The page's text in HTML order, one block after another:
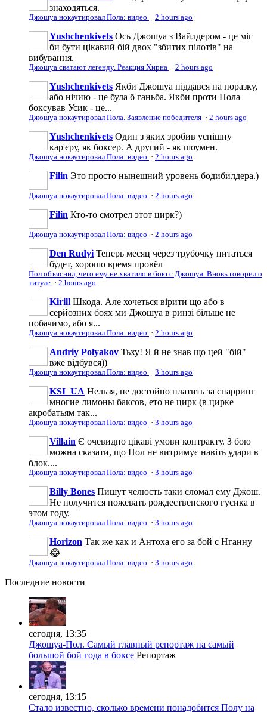
знаходяться.
Джошуа нокаутировал Пола: видео · 2 hours ago
Yushchenkivets Ось Джошуа з Вайлдером - це міг
би бути цікавий бій двох "збитих пілотів" на
вибування.
Джошуа сватают легенду. Реакция Хирна · 2 hours ago
Yushchenkivets Якби Джошуа піддався на поразку,
або нічию - це була б ганьба. Якби проти Пола
боксував Усик - це...
Джошуа нокаутировал Пола. Заявление победителя · 2 hours ago
Yushchenkivets Один з яких зробив успішну
кар'єру, як боксер. А другий - як шоумен.
Джошуа нокаутировал Пола: видео · 2 hours ago
Filin Это просто нынешний уровень бодибилдера.)
Джошуа нокаутировал Пола: видео · 2 hours ago
Filin Кто-то смотрел этот цирк?)
Джошуа нокаутировал Пола: видео · 2 hours ago
Den Rudyi Теперь месяц через трубочку питаться
будет, хорошо время провёл
Пол объяснил, чего ему не хватило в бою с Джошуа. Вновь говорил о
титуле · 2 hours ago
Kirill Шкода. Але хочеться вірити що або в
серйозних боях ми Джошуа в ринзі більше не
побачимо, або я...
Джошуа нокаутировал Пола: видео · 2 hours ago
Andriy Polyakov Тьху! Я й не знав що цей "бій"
вже відбувся))
Джошуа нокаутировал Пола: видео · 3 hours ago
KSI_UA Нельзя, не достойно платить за спарринг
многие лимоны баксов, ето не цирк (в цирке
акробатьям так...
Джошуа нокаутировал Пола: видео · 3 hours ago
Villain Є очевидно цікаві умови контракту. З бою
можна сказати, що Пол не витримує навіть удари в
блок....
Джошуа нокаутировал Пола: видео · 3 hours ago
Billy Bones Пишут челюсть таки сломал ему Джош.
Не получится пожевать рождественского гусика в
этом году.
Джошуа нокаутировал Пола: видео · 3 hours ago
Horizon Так же как и Антоха его за бой с Нганну
😂
Джошуа нокаутировал Пола: видео · 3 hours ago
Последние новости
сегодня, 13:35
Джошуа-Пол. Самый главный репортаж на самый
большой бой года в боксе Репортаж
сегодня, 13:15
Стало известно, сколько времени понадобится Полу на